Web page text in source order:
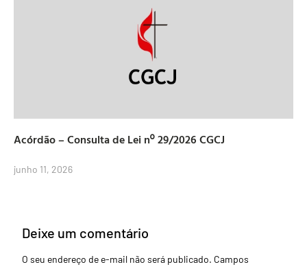
Acórdão – Consulta de Lei nº 29/2026 CGCJ
junho 11, 2026
Deixe um comentário
O seu endereço de e-mail não será publicado. Campos